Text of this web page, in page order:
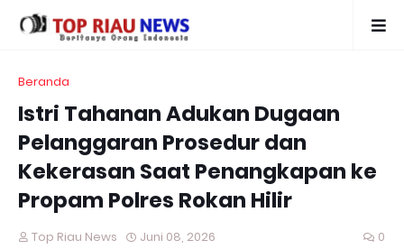
Beranda
Istri Tahanan Adukan Dugaan
Pelanggaran Prosedur dan
Kekerasan Saat Penangkapan ke
Propam Polres Rokan Hilir
Top Riau News Juni 08, 2026 0